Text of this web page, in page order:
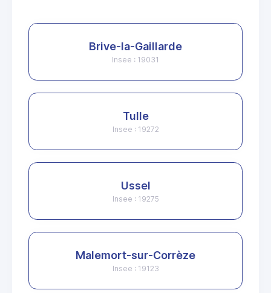
Brive-la-Gaillarde
Insee : 19031
Tulle
Insee : 19272
Ussel
Insee : 19275
Malemort-sur-Corrèze
Insee : 19123